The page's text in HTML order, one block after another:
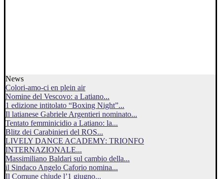
News
Colori-amo-ci en plein air
Nomine del Vescovo: a Latiano...
1 edizione intitolato “Boxing Night”...
Il latianese Gabriele Argentieri nominato...
Tentato femminicidio a Latiano: la...
Blitz dei Carabinieri del ROS...
LIVELY DANCE ACADEMY: TRIONFO
INTERNAZIONALE...
Massimiliano Baldari sul cambio della...
il Sindaco Angelo Caforio nomina...
Il Comune chiude l’1 giugno...